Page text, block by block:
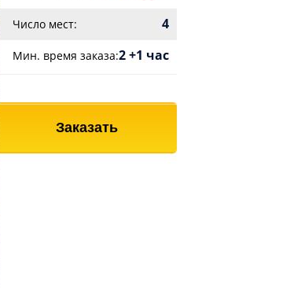
Число мест: 4
Мин. время заказа:2 +1 час
Заказать